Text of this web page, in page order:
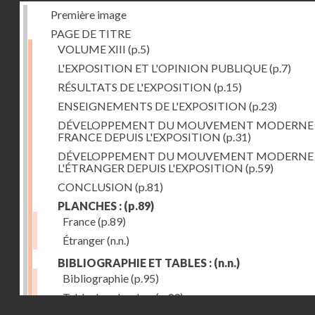
Première image
PAGE DE TITRE
VOLUME XIII (p.5)
L'EXPOSITION ET L'OPINION PUBLIQUE(p.7)
RÉSULTATS DE L'EXPOSITION (p.15)
ENSEIGNEMENTS DE L'EXPOSITION (p.23)
DÉVELOPPEMENT DU MOUVEMENT
FRANCE DEPUIS L'EXPOSITION (p.31)
DÉVELOPPEMENT DU MOUVEMENT
L'ÉTRANGER DEPUIS L'EXPOSITION (p.59)
CONCLUSION (p.81)
PLANCHES : (p.89)
France(p.89)
Étranger(n.n.)
BIBLIOGRAPHIE ET TABLES : (n.n.)
Bibliographie(p.95)
Table des planches(p.99)